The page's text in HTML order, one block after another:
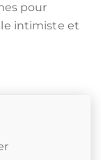
pour
intimiste et